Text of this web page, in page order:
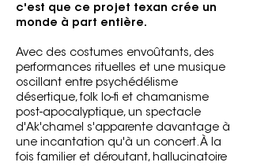
c'est que ce projet texan crée un
monde à part entière.
Avec des costumes envoûtants, des
performances rituelles et une musique
oscillant entre psychédélisme
désertique, folk lo-fi et chamanisme
post-apocalyptique, un spectacle
d'Ak'chamel s'apparente davantage à
une incantation qu'à un concert. À la
fois familier et déroutant, hallucinatoire